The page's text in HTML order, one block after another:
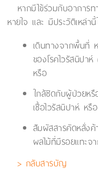
หากมีไข้ร่วมกับอาการ
หายใจ และ มีประวัติเหล่
เดินทางจากพื้นที่
ของโรคไวรัสนิปา
หรือ
ใกล้ชิดกับผู้ป่วยห
เชื้อไวรัสนิปาห์ หรือ
สัมผัสสารคัดหลั่ง
ผลไม้ที่มีรอยแทะจ
> กลับสารบัญ